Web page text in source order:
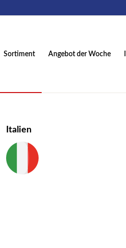
Sortiment Angebot der Woche
Italien